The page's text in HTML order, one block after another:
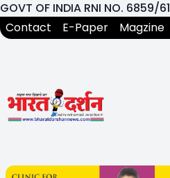
GOVT OF INDIA RNI NO. 6859/61
Contact
E-Paper Magzine